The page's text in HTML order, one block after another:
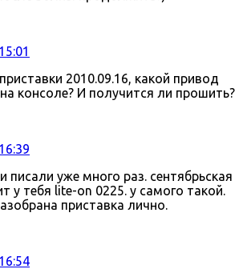
2010.09.16, какой привод
консоле? И получится ли прошить?
писали уже много раз. сентябрьская
у тебя lite-on 0225. у самого такой.
приставка лично.